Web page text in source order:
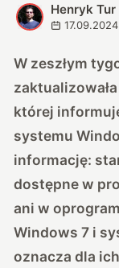
H
Henryk Tur
17.09.2024
W zeszłym
której
systemu
informację:
dostępne w
ani w
Windows 7 i
oznacza dla